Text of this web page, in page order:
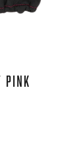
PINK